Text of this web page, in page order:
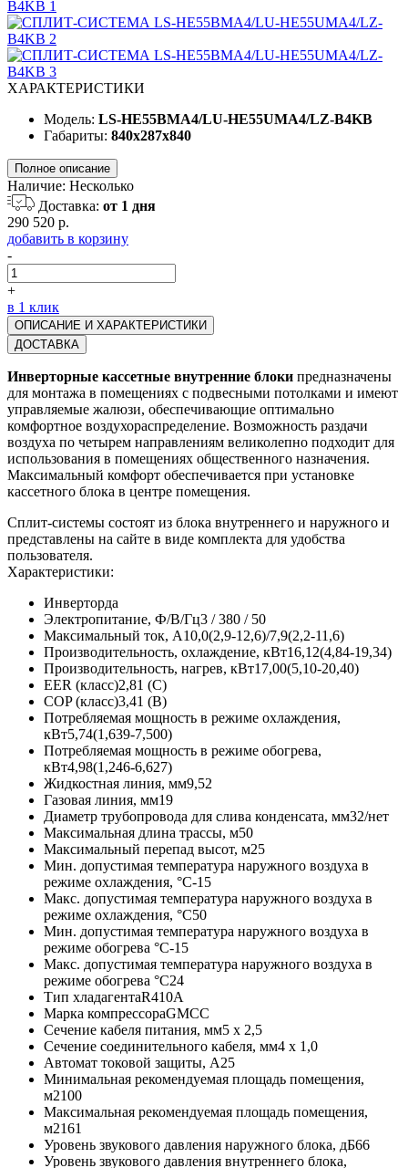
ХАРАКТЕРИСТИКИ
Модель: LS-HE55BMA4/LU-HE55UMA4/LZ-B4KB
Габариты: 840x287x840
Полное описание
Наличие: Несколько
Доставка: от 1 дня
290 520 р.
добавить в корзину
-
+
в 1 клик
ОПИСАНИЕ И ХАРАКТЕРИСТИКИ
ДОСТАВКА
Инверторные кассетные внутренние блоки предназначены
для монтажа в помещениях с подвесными потолками и имеют
управляемые жалюзи, обеспечивающие оптимально
комфортное воздухораспределение. Возможность раздачи
воздуха по четырем направлениям великолепно подходит для
использования в помещениях общественного назначения.
Максимальный комфорт обеспечивается при установке
кассетного блока в центре помещения.
Сплит-системы состоят из блока внутреннего и наружного и
представлены на сайте в виде комплекта для удобства
пользователя.
Характеристики:
Инверторда
Электропитание, Ф/В/Гц3 / 380 / 50
Максимальный ток, А10,0(2,9-12,6)/7,9(2,2-11,6)
Производительность, охлаждение, кВт16,12(4,84-19,34)
Производительность, нагрев, кВт17,00(5,10-20,40)
EER (класс)2,81 (C)
COP (класс)3,41 (B)
Потребляемая мощность в режиме охлаждения,
кВт5,74(1,639-7,500)
Потребляемая мощность в режиме обогрева,
кВт4,98(1,246-6,627)
Жидкостная линия, мм9,52
Газовая линия, мм19
Диаметр трубопровода для слива конденсата, мм32/нет
Максимальная длина трассы, м50
Максимальный перепад высот, м25
Мин. допустимая температура наружного воздуха в
режиме охлаждения, °С-15
Макс. допустимая температура наружного воздуха в
режиме охлаждения, °С50
Мин. допустимая температура наружного воздуха в
режиме обогрева °С-15
Макс. допустимая температура наружного воздуха в
режиме обогрева °С24
Тип хладагентаR410A
Марка компрессораGMCC
Сечение кабеля питания, мм5 х 2,5
Сечение соединительного кабеля, мм4 х 1,0
Автомат токовой защиты, A25
Минимальная рекомендуемая площадь помещения,
м2100
Максимальная рекомендуемая площадь помещения,
м2161
Уровень звукового давления наружного блока, дБ66
Уровень звукового давления внутреннего блока,